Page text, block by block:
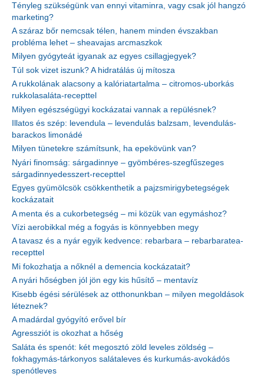
Tényleg szükségünk van ennyi vitaminra, vagy csak jól hangzó
marketing?
A száraz bőr nemcsak télen, hanem minden évszakban
probléma lehet – sheavajas arcmaszkok
Milyen gyógyteát igyanak az egyes csillagjegyek?
Túl sok vizet iszunk? A hidratálás új mítosza
A rukkolának alacsony a kalóriatartalma – citromos-uborkás
rukkolasaláta-recepttel
Milyen egészségügyi kockázatai vannak a repülésnek?
Illatos és szép: levendula – levendulás balzsam, levendulás-
barackos limonádé
Milyen tünetekre számítsunk, ha epekövünk van?
Nyári finomság: sárgadinnye – gyömbéres-szegfűszeges
sárgadinnyedesszert-recepttel
Egyes gyümölcsök csökkenthetik a pajzsmirigybetegségek
kockázatait
A menta és a cukorbetegség – mi közük van egymáshoz?
Vízi aerobikkal még a fogyás is könnyebben megy
A tavasz és a nyár egyik kedvence: rebarbara – rebarbaratea-
recepttel
Mi fokozhatja a nőknél a demencia kockázatait?
A nyári hőségben jól jön egy kis hűsítő – mentavíz
Kisebb égési sérülések az otthonunkban – milyen megoldások
léteznek?
A madárdal gyógyító erővel bír
Agressziót is okozhat a hőség
Saláta és spenót: két megosztó zöld leveles zöldség –
fokhagymás-tárkonyos salátaleves és kurkumás-avokádós
spenótleves